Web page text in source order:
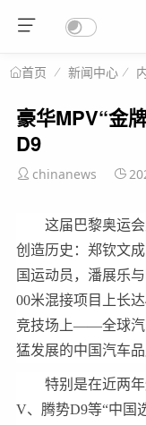
首页 新闻中心
豪华MPV“金
D9
chinanews
这届巴黎奥运
创造历史：郑钦文
国运动员，潘展乐
00米混接项目上长
竞技场上——全球汽
猛发展的中国汽车
特别是在近两
V、腾势D9等“中国